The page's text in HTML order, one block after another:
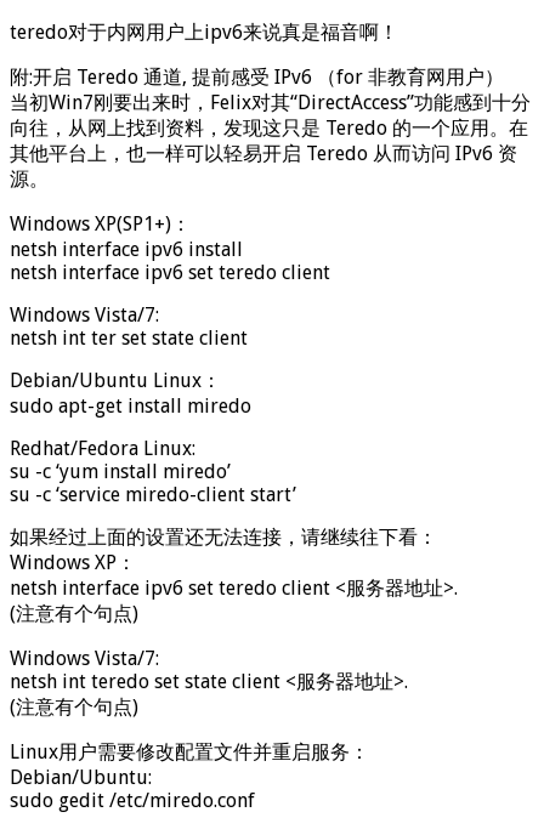
teredo对于内网用户上ipv6来说真是福音啊！
附:开启 Teredo 通道, 提前感受 IPv6 （for 非教育网用户）
当初Win7刚要出来时，Felix对其“DirectAccess”功能感到十分
向往，从网上找到资料，发现这只是 Teredo 的一个应用。在
其他平台上，也一样可以轻易开启 Teredo 从而访问 IPv6 资
源。
Windows XP(SP1+)：
netsh interface ipv6 install
netsh interface ipv6 set teredo client
Windows Vista/7:
netsh int ter set state client
Debian/Ubuntu Linux：
sudo apt-get install miredo
Redhat/Fedora Linux:
su -c ‘yum install miredo’
su -c ‘service miredo-client start’
如果经过上面的设置还无法连接，请继续往下看：
Windows XP：
netsh interface ipv6 set teredo client <服务器地址>.
(注意有个句点)
Windows Vista/7:
netsh int teredo set state client <服务器地址>.
(注意有个句点)
Linux用户需要修改配置文件并重启服务：
Debian/Ubuntu:
sudo gedit /etc/miredo.conf